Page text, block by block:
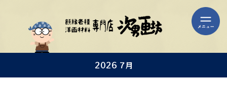
2026 7月